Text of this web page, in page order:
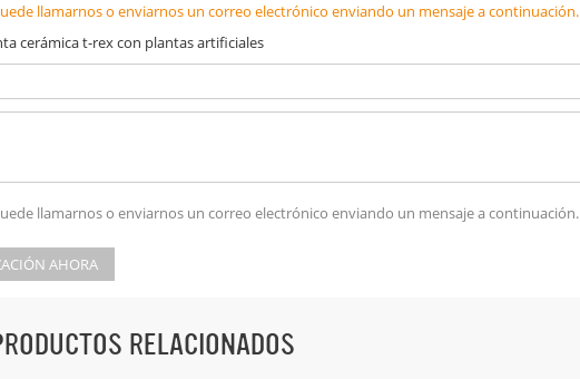
llamarnos o enviarnos un correo electrónico enviando un mensaje a continuación.
cerámica t-rex con plantas artificiales
llamarnos o enviarnos un correo electrónico enviando un mensaje a continuación.
AHORA
RELACIONADOS